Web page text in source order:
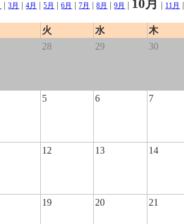
|3月 |4月 |5月 |6月 |7月 |8月 |9月 | 10月 | 11月
火 水
木
28 29 30
5 6 7
12 13 14
19 20 21